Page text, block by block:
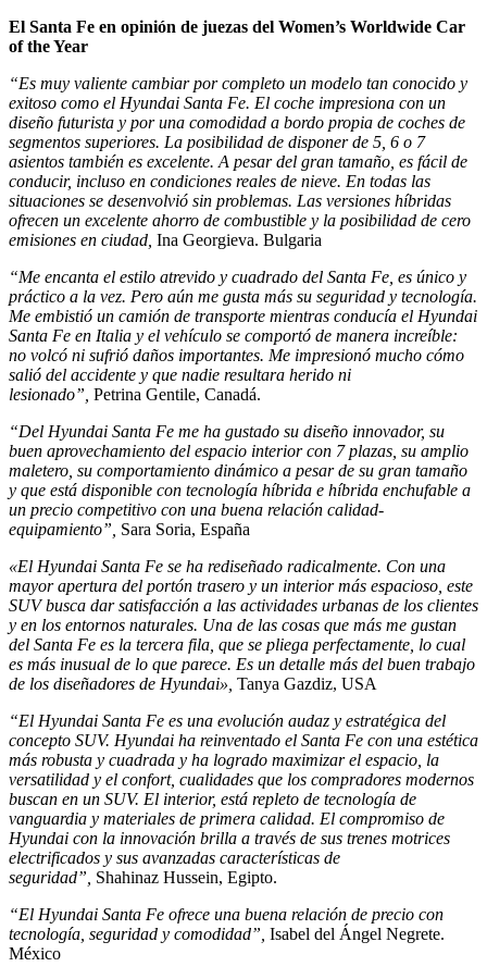
El Santa Fe en opinión de juezas del Women’s Worldwide Car
of the Year
“Es muy valiente cambiar por completo un modelo tan conocido y
exitoso como el Hyundai Santa Fe. El coche impresiona con un
diseño futurista y por una comodidad a bordo propia de coches de
segmentos superiores. La posibilidad de disponer de 5, 6 o 7
asientos también es excelente. A pesar del gran tamaño, es fácil de
conducir, incluso en condiciones reales de nieve. En todas las
situaciones se desenvolvió sin problemas. Las versiones híbridas
ofrecen un excelente ahorro de combustible y la posibilidad de cero
emisiones en ciudad, Ina Georgieva. Bulgaria
“Me encanta el estilo atrevido y cuadrado del Santa Fe, es único y
práctico a la vez. Pero aún me gusta más su seguridad y tecnología.
Me embistió un camión de transporte mientras conducía el Hyundai
Santa Fe en Italia y el vehículo se comportó de manera increíble:
no volcó ni sufrió daños importantes. Me impresionó mucho cómo
salió del accidente y que nadie resultara herido ni
lesionado”, Petrina Gentile, Canadá.
“Del Hyundai Santa Fe me ha gustado su diseño innovador, su
buen aprovechamiento del espacio interior con 7 plazas, su amplio
maletero, su comportamiento dinámico a pesar de su gran tamaño
y que está disponible con tecnología híbrida e híbrida enchufable a
un precio competitivo con una buena relación calidad-
equipamiento”, Sara Soria, España
«El Hyundai Santa Fe se ha rediseñado radicalmente. Con una
mayor apertura del portón trasero y un interior más espacioso, este
SUV busca dar satisfacción a las actividades urbanas de los clientes
y en los entornos naturales. Una de las cosas que más me gustan
del Santa Fe es la tercera fila, que se pliega perfectamente, lo cual
es más inusual de lo que parece. Es un detalle más del buen trabajo
de los diseñadores de Hyundai», Tanya Gazdiz, USA
“El Hyundai Santa Fe es una evolución audaz y estratégica del
concepto SUV. Hyundai ha reinventado el Santa Fe con una estética
más robusta y cuadrada y ha logrado maximizar el espacio, la
versatilidad y el confort, cualidades que los compradores modernos
buscan en un SUV. El interior, está repleto de tecnología de
vanguardia y materiales de primera calidad. El compromiso de
Hyundai con la innovación brilla a través de sus trenes motrices
electrificados y sus avanzadas características de
seguridad”, Shahinaz Hussein, Egipto.
“El Hyundai Santa Fe ofrece una buena relación de precio con
tecnología, seguridad y comodidad”, Isabel del Ángel Negrete.
México